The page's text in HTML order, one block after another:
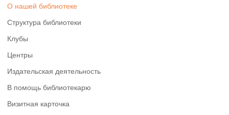
О нашей библиотеке
Структура библиотеки
Клубы
Центры
Издательская деятельность
В помощь библиотекарю
Визитная карточка